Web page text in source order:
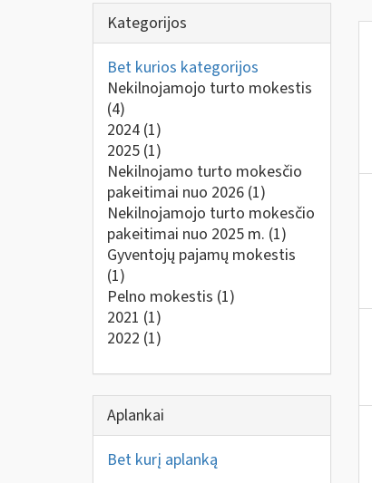
Kategorijos
Bet kurios kategorijos
Nekilnojamojo turto mokestis
(4)
2024 (1)
2025 (1)
Nekilnojamo turto mokesčio
pakeitimai nuo 2026 (1)
Nekilnojamojo turto mokesčio
pakeitimai nuo 2025 m. (1)
Gyventojų pajamų mokestis
(1)
Pelno mokestis (1)
2021 (1)
2022 (1)
Aplankai
Bet kurį aplanką